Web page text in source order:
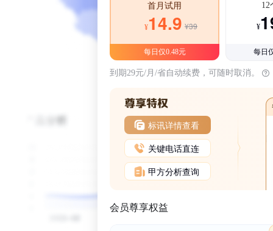
首月试用
¥14.9 ¥39
每日仅0.48元
12
¥
每日
到期29元/月/省自动续费，可随时取消。
标讯详情查看
关键电话直连
甲方分析查询
会员尊享权益